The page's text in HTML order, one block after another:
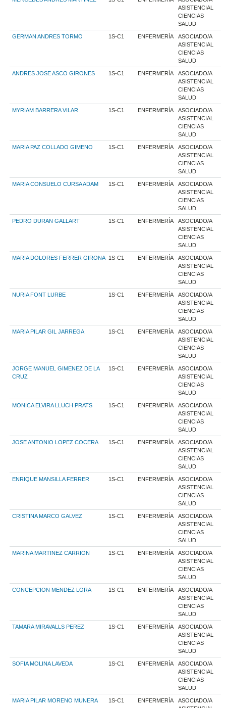
ASISTENCIAL
CIENCIAS
SALUD
GERMAN ANDRES TORMO 1S-C1 ENFERMERÍA
ASOCIADO/A
ASISTENCIAL
CIENCIAS
SALUD
ANDRES JOSE ASCO GIRONES 1S-C1 ENFERMERÍA
ASOCIADO/A
ASISTENCIAL
CIENCIAS
SALUD
MYRIAM BARRERA VILAR 1S-C1 ENFERMERÍA
ASOCIADO/A
ASISTENCIAL
CIENCIAS
SALUD
MARIA PAZ COLLADO GIMENO 1S-C1 ENFERMERÍA
ASOCIADO/A
ASISTENCIAL
CIENCIAS
SALUD
MARIA CONSUELO CURSA ADAM 1S-C1 ENFERMERÍA
ASOCIADO/A
ASISTENCIAL
CIENCIAS
SALUD
PEDRO DURAN GALLART 1S-C1 ENFERMERÍA
ASOCIADO/A
ASISTENCIAL
CIENCIAS
SALUD
MARIA DOLORES FERRER GIRONA 1S-C1 ENFERMERÍA
ASOCIADO/A
ASISTENCIAL
CIENCIAS
SALUD
NURIA FONT LURBE 1S-C1 ENFERMERÍA
ASOCIADO/A
ASISTENCIAL
CIENCIAS
SALUD
MARIA PILAR GIL JARREGA 1S-C1 ENFERMERÍA
ASOCIADO/A
ASISTENCIAL
CIENCIAS
SALUD
JORGE MANUEL GIMENEZ DE LA
CRUZ
1S-C1 ENFERMERÍA
ASOCIADO/A
ASISTENCIAL
CIENCIAS
SALUD
MONICA ELVIRA LLUCH PRATS 1S-C1 ENFERMERÍA
ASOCIADO/A
ASISTENCIAL
CIENCIAS
SALUD
JOSE ANTONIO LOPEZ COCERA 1S-C1 ENFERMERÍA
ASOCIADO/A
ASISTENCIAL
CIENCIAS
SALUD
ENRIQUE MANSILLA FERRER 1S-C1 ENFERMERÍA
ASOCIADO/A
ASISTENCIAL
CIENCIAS
SALUD
CRISTINA MARCO GALVEZ 1S-C1 ENFERMERÍA
ASOCIADO/A
ASISTENCIAL
CIENCIAS
SALUD
MARINA MARTINEZ CARRION 1S-C1 ENFERMERÍA
ASOCIADO/A
ASISTENCIAL
CIENCIAS
SALUD
CONCEPCION MENDEZ LORA 1S-C1 ENFERMERÍA
ASOCIADO/A
ASISTENCIAL
CIENCIAS
SALUD
TAMARA MIRAVALLS PEREZ 1S-C1 ENFERMERÍA
ASOCIADO/A
ASISTENCIAL
CIENCIAS
SALUD
SOFIA MOLINA LAVEDA 1S-C1 ENFERMERÍA
ASOCIADO/A
ASISTENCIAL
CIENCIAS
SALUD
MARIA PILAR MORENO MUNERA 1S-C1 ENFERMERÍA
ASOCIADO/A